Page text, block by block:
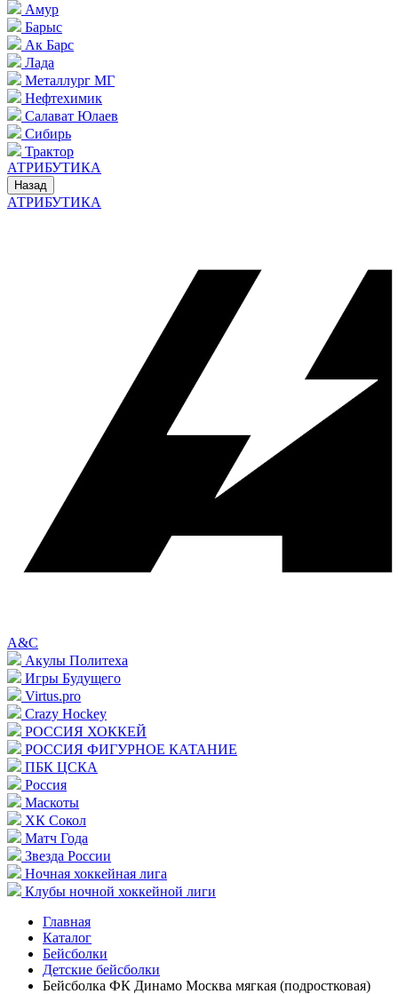
Амур
Барыс
Ак Барс
Лада
Металлург МГ
Нефтехимик
Салават Юлаев
Сибирь
Трактор
АТРИБУТИКА
Назад
АТРИБУТИКА
A&C
Акулы Политеха
Игры Будущего
Virtus.pro
Crazy Hockey
РОССИЯ ХОККЕЙ
РОССИЯ ФИГУРНОЕ КАТАНИЕ
ПБК ЦСКА
Россия
Маскоты
ХК Сокол
Матч Года
Звезда России
Ночная хоккейная лига
Клубы ночной хоккейной лиги
Главная
Каталог
Бейсболки
Детские бейсболки
Бейсболка ФК Динамо Москва мягкая (подростковая)